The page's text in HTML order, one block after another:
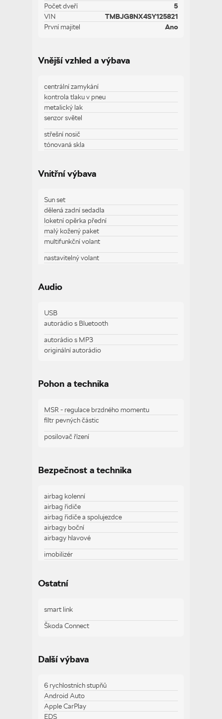
Počet dveří
5
VIN
TMBJG8NX4SY125821
První majitel
Ano
Vnější vzhled a výbava
centrální zamykání
kontrola tlaku v pneu
metalický lak
senzor světel
střešní nosič
tónovaná skla
Vnitřní výbava
Sun set
dělená zadní sedadla
loketní opěrka přední
malý kožený paket
multifunkční volant
nastavitelný volant
vyhřívaná sedadla
Zobrazit více
Audio
USB
autorádio s Bluetooth
autorádio s MP3
originální autorádio
Pohon a technika
MSR - regulace brzdného momentu
filtr pevných částic
posilovač řízení
Bezpečnost a technika
airbag kolenní
airbag řidiče
airbag řidiče a spolujezdce
airbagy boční
airbagy hlavové
imobilizér
traveller assistant - rozpoznávání dopravních
Zobrazit více
Ostatní
smart link
Škoda Connect
Další výbava
6 rychlostních stupňů
Android Auto
Apple CarPlay
EDS